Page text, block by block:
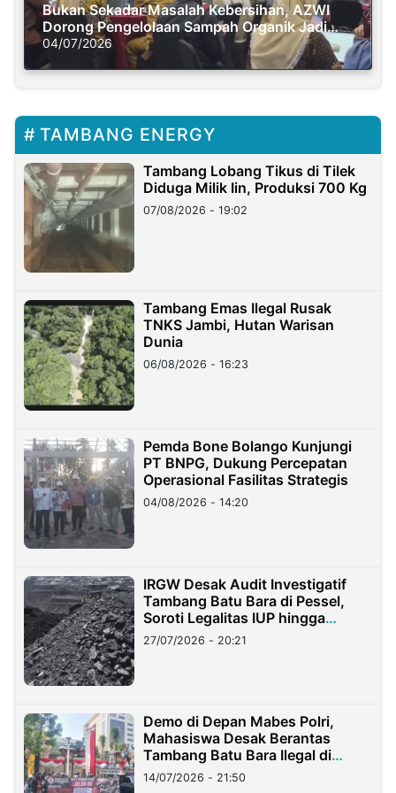
Bukan Sekadar Masalah Kebersihan, AZWI
Dorong Pengelolaan Sampah Organik Jadi
Solusi Krisis Iklim
04/07/2026
TAMBANG ENERGY
Tambang Lobang Tikus di Tilek
Diduga Milik Iin, Produksi 700 Kg
07/08/2026 - 19:02
Tambang Emas Ilegal Rusak
TNKS Jambi, Hutan Warisan
Dunia
06/08/2026 - 16:23
Pemda Bone Bolango Kunjungi
PT BNPG, Dukung Percepatan
Operasional Fasilitas Strategis
04/08/2026 - 14:20
IRGW Desak Audit Investigatif
Tambang Batu Bara di Pessel,
Soroti Legalitas IUP hingga
Stockpile
27/07/2026 - 20:21
Demo di Depan Mabes Polri,
Mahasiswa Desak Berantas
Tambang Batu Bara Ilegal di
Lampung
14/07/2026 - 21:50